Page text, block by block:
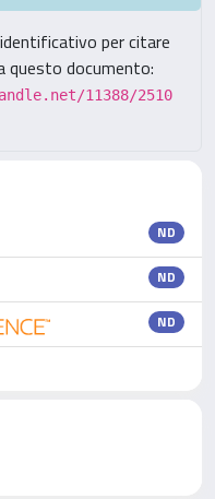
per citare
questo documento:
11388/2510
ND
ND
ND